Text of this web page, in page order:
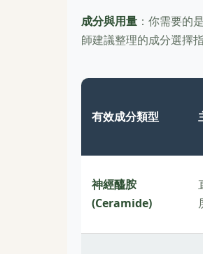
成分與用量 ：你需要的
師建議整理的成分選擇
有效成分類型
神經醯胺
(Ceramide)